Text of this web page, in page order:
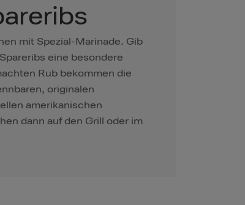
mit Spezial-Marinade. Gib
eine besondere
Rub bekommen die
originalen
amerikanischen
dann auf den Grill oder im